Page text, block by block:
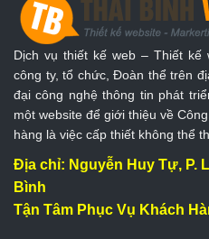
Dịch vụ thiết kế web – Thiết kế
công ty, tổ chức, Đoàn thể trên
đại công nghệ thông tin phát
một website để giới thiệu về
hàng là việc cấp thiết không thể
Địa chỉ: Nguyễn Huy Tự, P.
Bình
Tận Tâm Phục Vụ Khách